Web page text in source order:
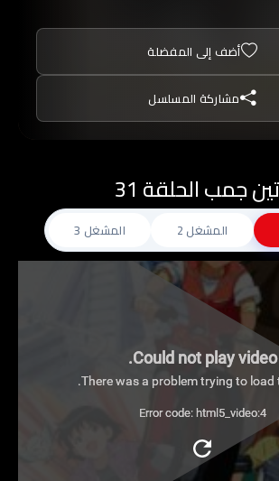
ستعيده إلى عالمه الحقيقي.
ويساعده صديقاه وأيضَا دراج مقنع
الأكبر في الحقيقة ويعثرون على
لبيب ويحررونه ويبدأ بمساعدتهم
على تخطى الصعاب.
أضف إلى المفضلة
مشاركة المسلسل
جمب الحلقة 31
المشغل 2 المشغل 3
Could not play video.
There was a problem trying to load
Error code: html5_video:4